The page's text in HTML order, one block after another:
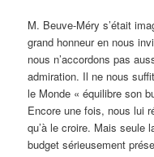
M. Beuve-Méry s’était
grand honneur en nous
nous n’accordons pas
admiration. Il ne nous
le Monde « équilibre son
Encore une fois, nous lui
qu’à le croire. Mais seule
budget sérieusement